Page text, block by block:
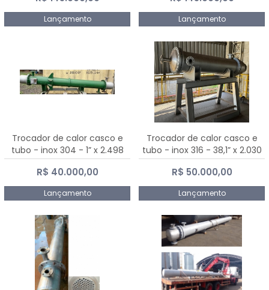
Lançamento Lançamento
Trocador de calor casco e
tubo - inox 304 - 1” x 2.498
mm
R$ 40.000,00
Lançamento
Trocador de calor casco e
tubo - inox 316 - 38,1” x 2.030
mm
R$ 50.000,00
Lançamento